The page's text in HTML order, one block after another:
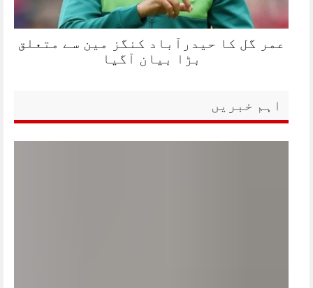
عمر گل کا حیدرآباد کنگز مین سے متعلق
بڑا بیان آگیا
اہم خبریں